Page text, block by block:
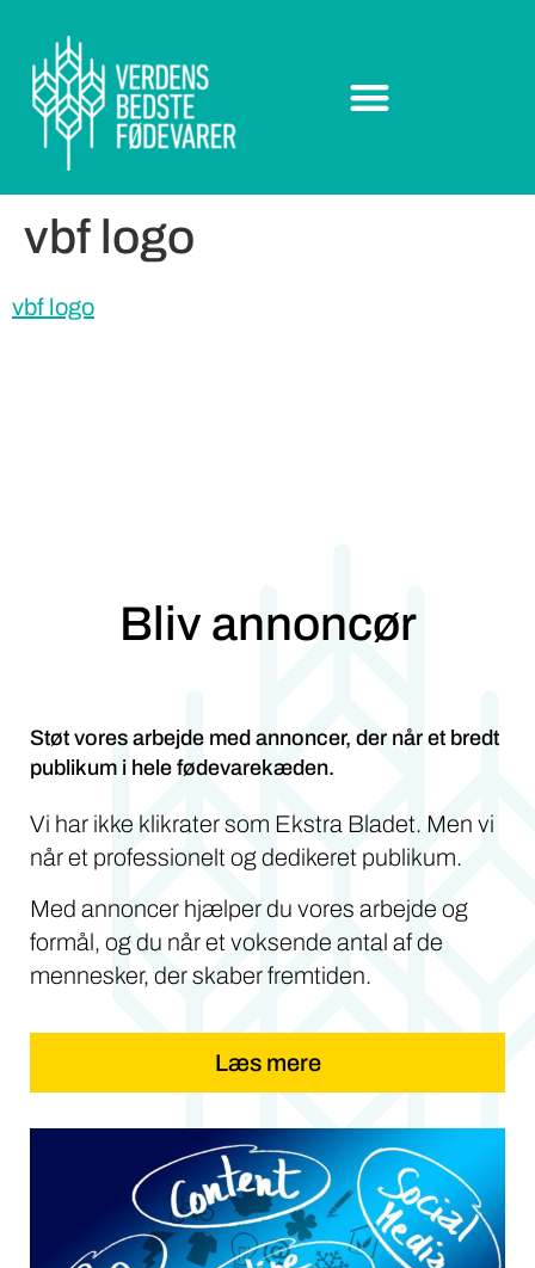
vbf logo
vbf logo
Bliv annoncør
Støt vores arbejde med annoncer, der når et bredt
publikum i hele fødevarekæden.
Vi har ikke klikrater som Ekstra Bladet. Men vi
når et professionelt og dedikeret publikum.
Med annoncer hjælper du vores arbejde og
formål, og du når et voksende antal af de
mennesker, der skaber fremtiden.
Læs mere